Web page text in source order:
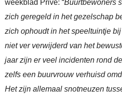
weekblad Privé: “Buurtbewoners
zich geregeld in het gezelschap
zich ophoudt in het speeltuintje
niet ver verwijderd van het
jaar zijn er veel incidenten rond
zelfs een buurvrouw verhuisd
Het zijn allemaal snotneuzen